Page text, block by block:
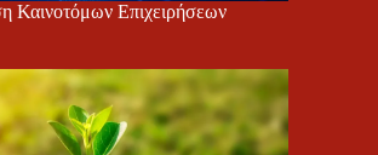
Καινοτόμων Επιχειρήσεων